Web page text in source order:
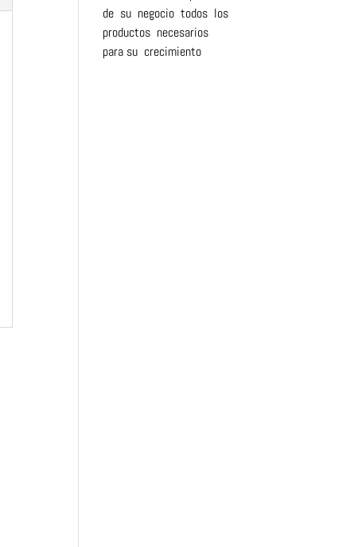
de su negocio todos los
productos necesarios
para su crecimiento